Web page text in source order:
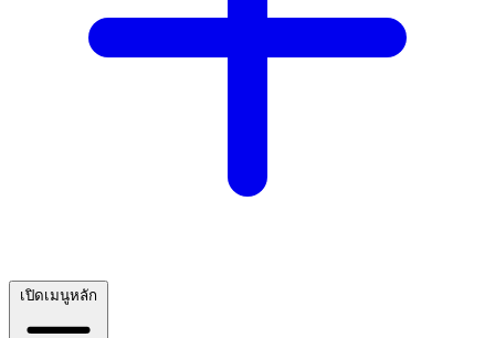
เปิดเมนูหลัก